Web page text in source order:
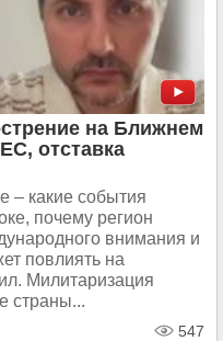
на Ближнем
отставка
– какие события
почему регион
внимания и
повлиять на
Милитаризация
страны...
547